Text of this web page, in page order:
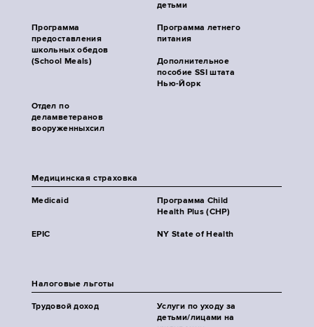
детьми
Программа
предоставления
школьных обедов
(School Meals)
Программа летнего
питания
Дополнительное
пособие SSI штата
Нью-Йорк
Отдел по
деламветеранов
вооруженныхсил
Медицинская страховка
Medicaid
Программа Child
Health Plus (CHP)
EPIC NY State of Health
Налоговые льготы
Трудовой доход
Услуги по уходу за
детьми/лицами на